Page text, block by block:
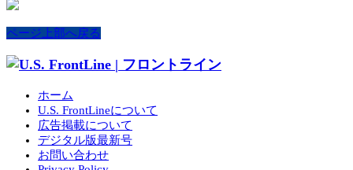
ページ上部へ戻る
ホーム
U.S. FrontLineについて
広告掲載について
デジタル版最新号
お問い合わせ